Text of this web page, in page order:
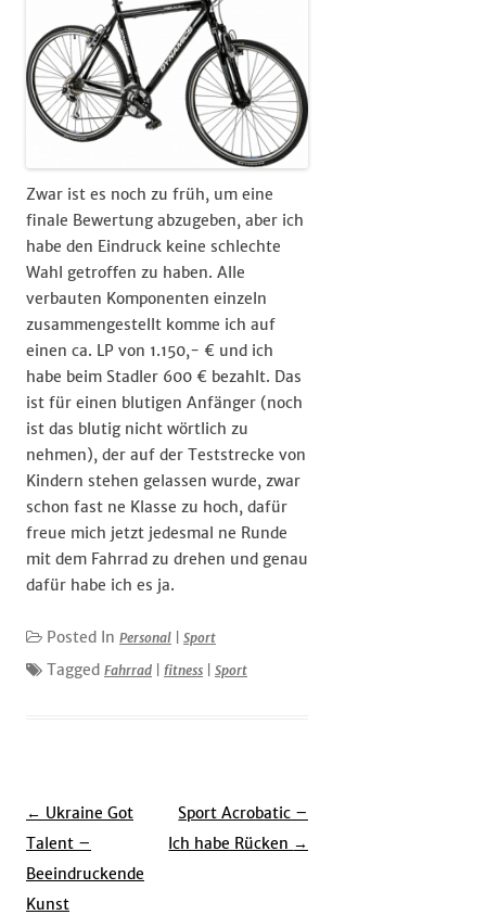
Zwar ist es noch zu früh, um eine
finale Bewertung abzugeben, aber ich
habe den Eindruck keine schlechte
Wahl getroffen zu haben. Alle
verbauten Komponenten einzeln
zusammengestellt komme ich auf
einen ca. LP von 1.150,- € und ich
habe beim Stadler 600 € bezahlt. Das
ist für einen blutigen Anfänger (noch
ist das blutig nicht wörtlich zu
nehmen), der auf der Teststrecke von
Kindern stehen gelassen wurde, zwar
schon fast ne Klasse zu hoch, dafür
freue mich jetzt jedesmal ne Runde
mit dem Fahrrad zu drehen und genau
dafür habe ich es ja.
Posted In Personal Sport
Tagged Fahrrad fitness Sport
Post
navigation
← Ukraine Got
Talent –
Beeindruckende
Kunst
Sport Acrobatic –
Ich habe Rücken →